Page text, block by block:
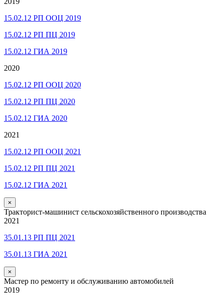
15.02.12 РП ООЦ 2019
15.02.12 РП ПЦ 2019
15.02.12 ГИА 2019
2020
15.02.12 РП ООЦ 2020
15.02.12 РП ПЦ 2020
15.02.12 ГИА 2020
2021
15.02.12 РП ООЦ 2021
15.02.12 РП ПЦ 2021
15.02.12 ГИА 2021
×
Тракторист-машинист сельскохозяйственного производства
2021
35.01.13 РП ПЦ 2021
35.01.13 ГИА 2021
×
Мастер по ремонту и обслуживанию автомобилей
2019